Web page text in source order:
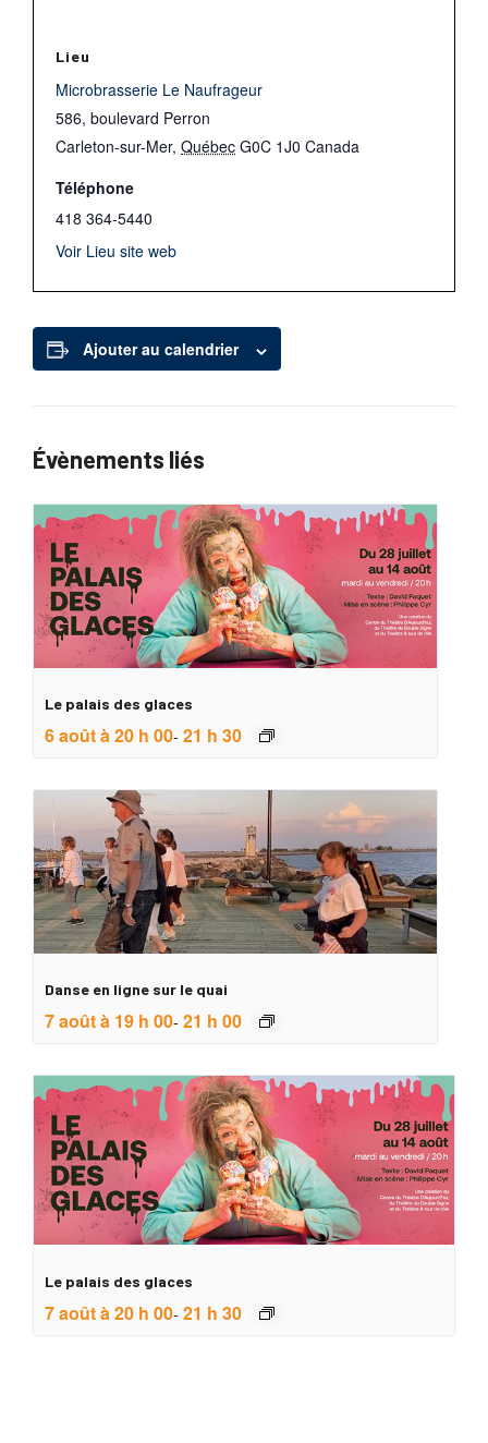
Lieu
Microbrasserie Le Naufrageur
586, boulevard Perron
Carleton-sur-Mer, Québec G0C 1J0 Canada
Téléphone
418 364-5440
Voir Lieu site web
Ajouter au calendrier
Évènements liés
Le palais des glaces
6 août à 20 h 00- 21 h 30
Danse en ligne sur le quai
7 août à 19 h 00- 21 h 00
Le palais des glaces
7 août à 20 h 00- 21 h 30